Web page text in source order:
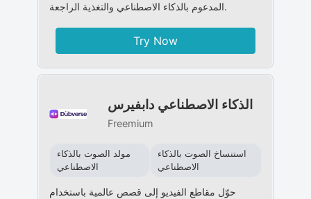
المدعوم بالذكاء الاصطناعي والتغذية الراجعة.
Try Now
الذكاء الاصطناعي دابفيرس
Freemium
مولد الصوت بالذكاء
الاصطناعي
استنساخ الصوت بالذكاء
الاصطناعي
حوّل مقاطع الفيديو إلى قصص عالمية باستخدام